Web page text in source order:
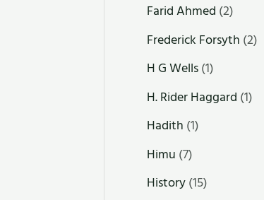
Farid Ahmed (2)
Frederick Forsyth (2)
H G Wells(1)
H. Rider Haggard (1)
Hadith (1)
Himu (7)
History(15)